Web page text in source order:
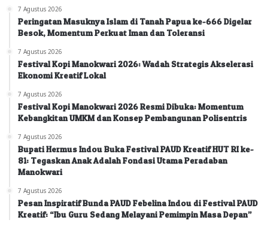
7 Agustus 2026
Peringatan Masuknya Islam di Tanah Papua ke-666 Digelar
Besok, Momentum Perkuat Iman dan Toleransi
7 Agustus 2026
Festival Kopi Manokwari 2026: Wadah Strategis Akselerasi
Ekonomi Kreatif Lokal
7 Agustus 2026
Festival Kopi Manokwari 2026 Resmi Dibuka: Momentum
Kebangkitan UMKM dan Konsep Pembangunan Polisentris
7 Agustus 2026
Bupati Hermus Indou Buka Festival PAUD Kreatif HUT RI ke-
81: Tegaskan Anak Adalah Fondasi Utama Peradaban
Manokwari
7 Agustus 2026
Pesan Inspiratif Bunda PAUD Febelina Indou di Festival PAUD
Kreatif: “Ibu Guru Sedang Melayani Pemimpin Masa Depan”